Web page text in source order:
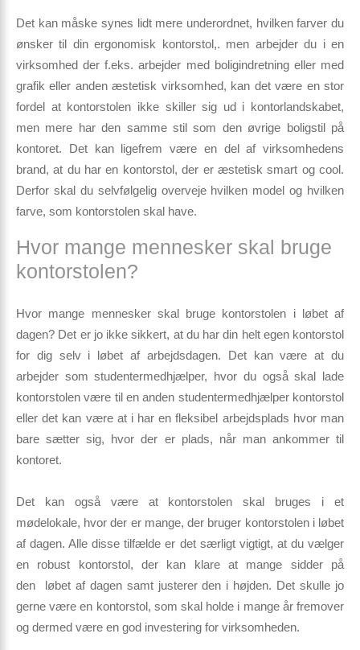
Det kan måske synes lidt mere underordnet, hvilken farver du
ønsker til din ergonomisk kontorstol,. men arbejder du i en
virksomhed der f.eks. arbejder med boligindretning eller med
grafik eller anden æstetisk virksomhed, kan det være en stor
fordel at kontorstolen ikke skiller sig ud i kontorlandskabet,
men mere har den samme stil som den øvrige boligstil på
kontoret. Det kan ligefrem være en del af virksomhedens
brand, at du har en kontorstol, der er æstetisk smart og cool.
Derfor skal du selvfølgelig overveje hvilken model og hvilken
farve, som kontorstolen skal have.
Hvor mange mennesker skal bruge
kontorstolen?
Hvor mange mennesker skal bruge kontorstolen i løbet af
dagen? Det er jo ikke sikkert, at du har din helt egen kontorstol
for dig selv i løbet af arbejdsdagen. Det kan være at du
arbejder som studentermedhjælper, hvor du også skal lade
kontorstolen være til en anden studentermedhjælper kontorstol
eller det kan være at i har en fleksibel arbejdsplads hvor man
bare sætter sig, hvor der er plads, når man ankommer til
kontoret.
Det kan også være at kontorstolen skal bruges i et
mødelokale, hvor der er mange, der bruger kontorstolen i løbet
af dagen. Alle disse tilfælde er det særligt vigtigt, at du vælger
en robust kontorstol, der kan klare at mange sidder på
den løbet af dagen samt justerer den i højden. Det skulle jo
gerne være en kontorstol, som skal holde i mange år fremover
og dermed være en god investering for virksomheden.